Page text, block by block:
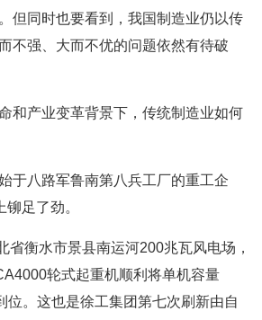
但同时也要看到，我国制造业仍以传
不强、大而不优的问题依然有待破
和产业变革背景下，传统制造业如何
于八路军鲁南第八兵工厂的重工企
铆足了劲。
省衡水市景县南运河200兆瓦风电场，
轮式起重机顺利将单机容量
位。这也是徐工集团第七次刷新由自